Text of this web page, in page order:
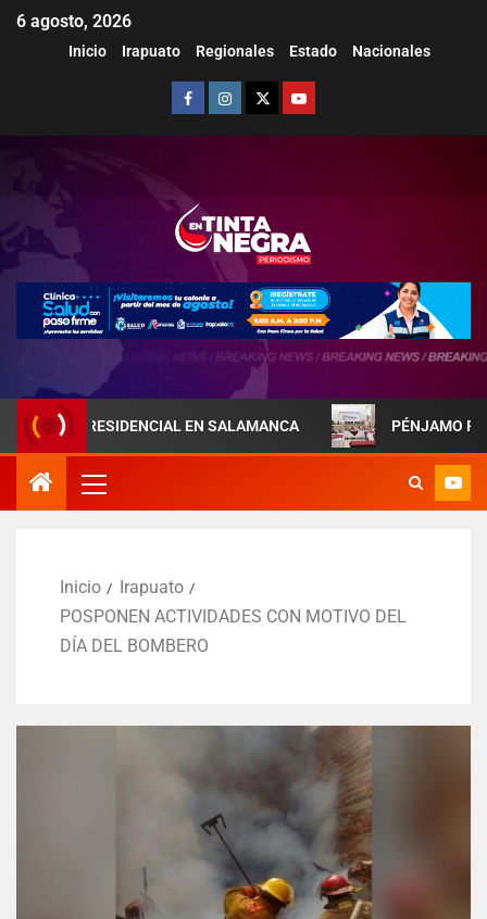
6 agosto, 2026
Inicio Irapuato Regionales Estado Nacionales
EN SALAMANCA PÉNJAMO REFUERZA
Inicio
Irapuato
POSPONEN ACTIVIDADES CON MOTIVO DEL
DÍA DEL BOMBERO